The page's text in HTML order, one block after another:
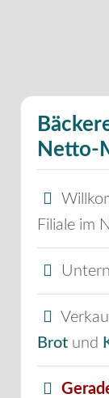
Netto-
Filiale im
Brot und